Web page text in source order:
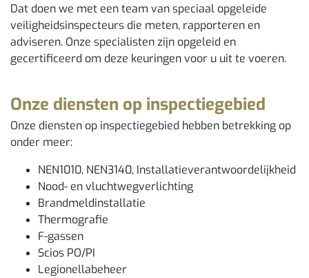
Dat doen we met een team van speciaal opgeleide
veiligheidsinspecteurs die meten, rapporteren en
adviseren. Onze specialisten zijn opgeleid en
gecertificeerd om deze keuringen voor u uit te voeren.
Onze diensten op inspectiegebied
Onze diensten op inspectiegebied hebben betrekking op
onder meer:
NEN1010, NEN3140, Installatieverantwoordelijkheid
Nood- en vluchtwegverlichting
Brandmeldinstallatie
Thermografie
F-gassen
Scios PO/PI
Legionellabeheer